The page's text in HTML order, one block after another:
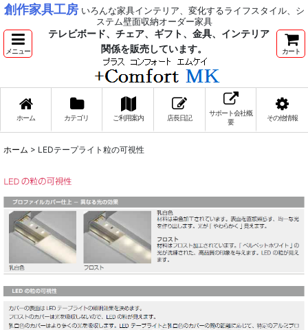
創作家具工房いろんな家具インテリア、変化するライフスタイル、シ
ステム壁面収納オーダー家具
メニュー
テレビボード、チェア、ギフト、金具、インテリア
関係を販売しています。
カート
ホーム カテゴリ ご利用案内 店長日記
サポート会社概
要
その他情報
ホーム > LEDテープライト粒の可視性